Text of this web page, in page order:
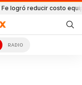
costo equipamiento
RADIO